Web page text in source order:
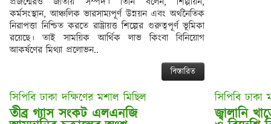
কর্মসংস্থান, আঞ্চলিক ভারসাম্যপূর্ণ উন্নয়ন এবং অর্থনৈতিক
নিরাপত্তা নিশ্চিত করতে রাষ্ট্রায়ত্ত শিল্পের গুরুত্বপূর্ণ ভূমিকা
রয়েছে। তাই সাময়িক আর্থিক লাভ কিংবা বিনিয়োগ
আকর্ষণের মিথ্যা প্রলোভন..
বিস্তারিত
সিপিবি ঢাকা দক্ষিণের মশাল মিছিল
তীব্র গ্যাস সংকট এলএনজি
সিপিবি ঢাকা
জ্বালানি